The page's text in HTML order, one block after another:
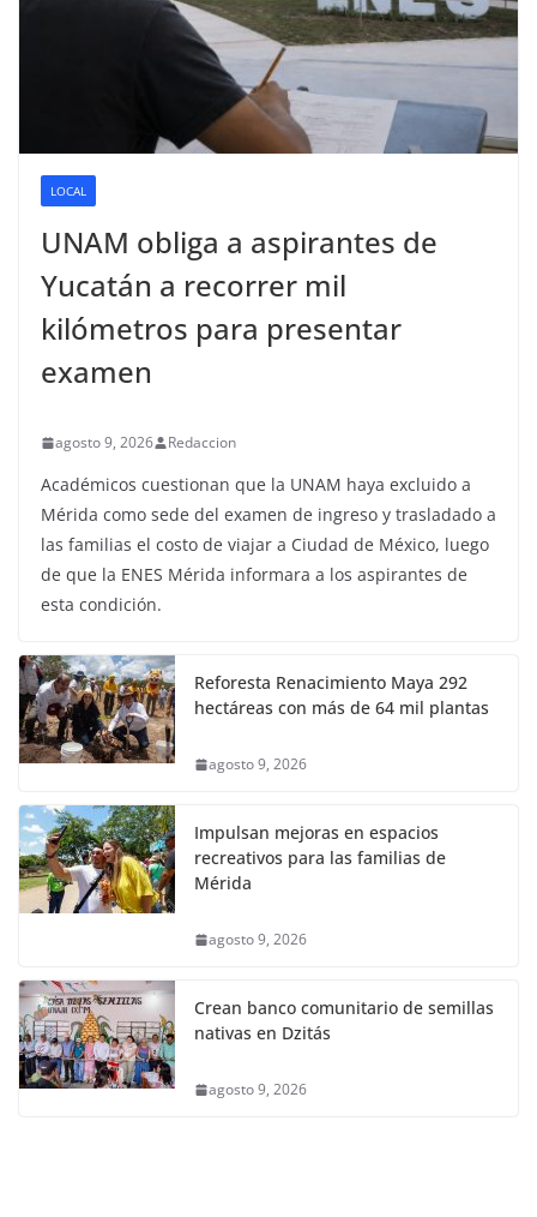
LOCAL
UNAM obliga a aspirantes de
Yucatán a recorrer mil
kilómetros para presentar
examen
agosto 9, 2026 Redaccion
Académicos cuestionan que la UNAM haya excluido a
Mérida como sede del examen de ingreso y trasladado a
las familias el costo de viajar a Ciudad de México, luego
de que la ENES Mérida informara a los aspirantes de
esta condición.
Reforesta Renacimiento Maya 292
hectáreas con más de 64 mil plantas
agosto 9, 2026
Impulsan mejoras en espacios
recreativos para las familias de
Mérida
agosto 9, 2026
Crean banco comunitario de semillas
nativas en Dzitás
agosto 9, 2026